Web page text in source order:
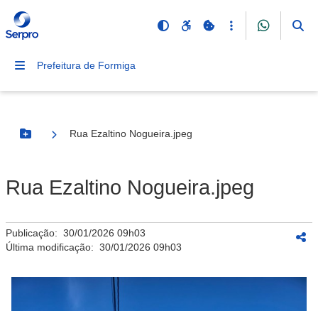
Prefeitura de Formiga
Botão Menu
Rua Ezaltino Nogueira.jpeg
Rua Ezaltino Nogueira.jpeg
Publicação: 30/01/2026 09h03
Última modificação: 30/01/2026 09h03